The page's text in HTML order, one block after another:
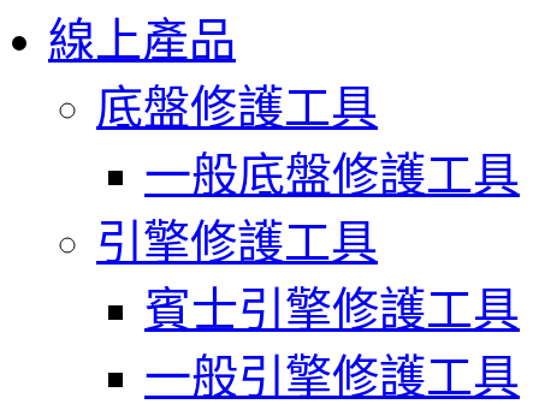
線上產品
底盤修護工具
一般底盤修護工具
引擎修護工具
賓士引擎修護工具
一般引擎修護工具